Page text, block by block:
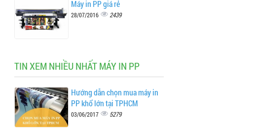
Máy in PP giá rẻ
28/07/2016 2439
TIN XEM NHIỀU NHẤT MÁY IN PP
Hướng dẫn chọn mua máy in
PP khổ lớn tại TPHCM
03/06/2017 5279